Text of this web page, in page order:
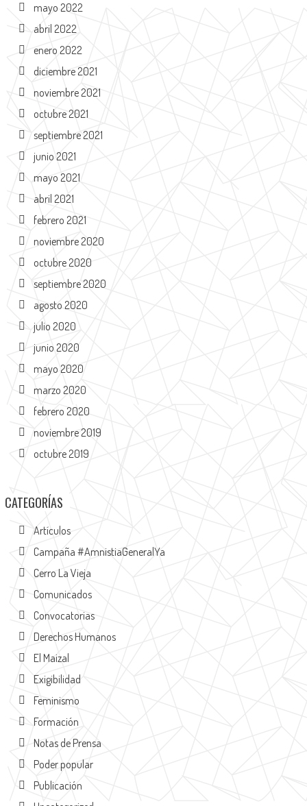
mayo 2022
abril 2022
enero 2022
diciembre 2021
noviembre 2021
octubre 2021
septiembre 2021
junio 2021
mayo 2021
abril 2021
febrero 2021
noviembre 2020
octubre 2020
septiembre 2020
agosto 2020
julio 2020
junio 2020
mayo 2020
marzo 2020
febrero 2020
noviembre 2019
octubre 2019
CATEGORÍAS
Artículos
Campaña #AmnistiaGeneralYa
Cerro La Vieja
Comunicados
Convocatorias
Derechos Humanos
El Maizal
Exigibilidad
Feminismo
Formación
Notas de Prensa
Poder popular
Publicación